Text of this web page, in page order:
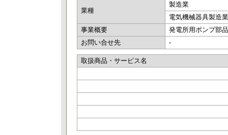
業種
製造業
電気機械器具製造
事業概要
発電所用ポンプ部
お問い合せ先
-
取扱商品・サービス名